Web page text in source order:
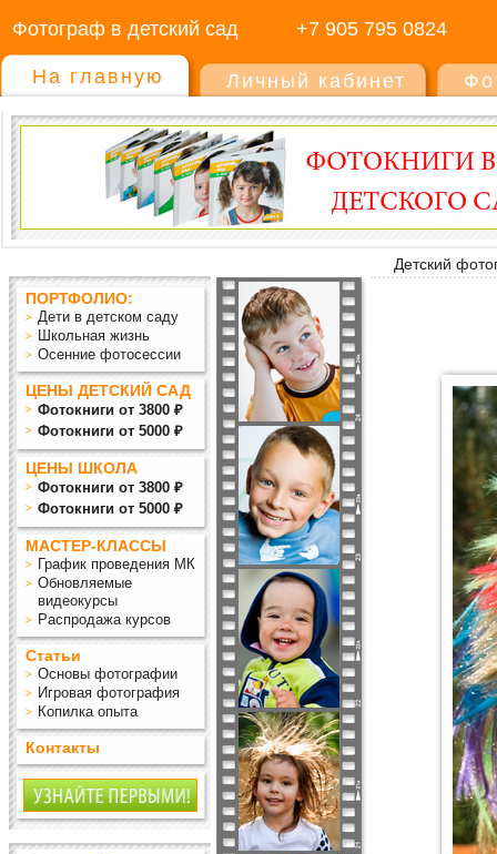
Фотограф в детский сад +7 905 795 0824
На главную Личный кабинет
Детский
ПОРТФОЛИО:
Дети в детском саду
Школьная жизнь
Осенние фотосессии
ЦЕНЫ ДЕТСКИЙ САД
Фотокниги от 3800 ₽
Фотокниги от 5000 ₽
ЦЕНЫ ШКОЛА
Фотокниги от 3800 ₽
Фотокниги от 5000 ₽
МАСТЕР-КЛАССЫ
График проведения МК
Обновляемые
видеокурсы
Распродажа курсов
Статьи
Основы фотографии
Игровая фотография
Копилка опыта
Контакты